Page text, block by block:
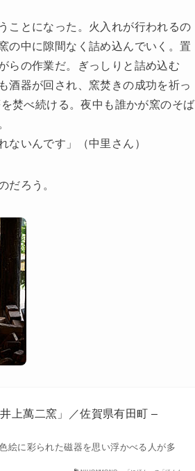
ことになった。火入れが行われるの
の中に隙間なく詰め込んでいく。置
らの作業だ。ぎっしりと詰め込む
酒器が回され、窯焚きの成功を祈っ
焚べ続ける。夜中も誰かが窯のそば
ないんです」（中里さん）
だろう。
上萬二窯」／佐賀県有田町 –
絵に彩られた磁器を思い浮かべる人が多